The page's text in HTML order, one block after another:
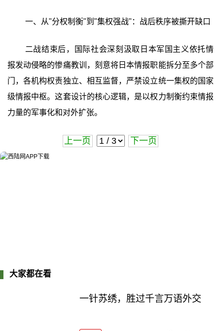
一、从"分权制衡"到"集权强战"：战后秩序被撕开缺口
二战结束后，国际社会深刻汲取日本军国主义依托情
报发动侵略的惨痛教训，刻意将日本情报职能拆分至多个部
门，各机构权责独立、相互监督，严禁设立统一集权的国家
级情报中枢。这套设计的核心逻辑，是以权力制衡约束情报
力量的军事化和对外扩张。
上一页 下一页
大家都在看
一针苏绣，胜过千言万语外交